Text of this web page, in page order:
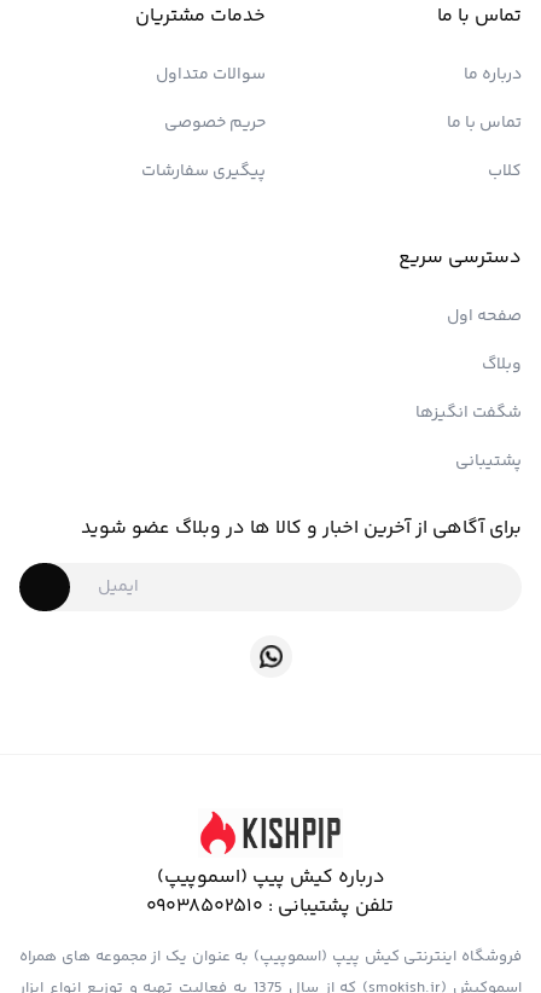
تماس با ما
درباره ما
تماس با ما
کلاب
خدمات مشتریان
سوالات متداول
حریم خصوصی
پیگیری سفارشات
دسترسی سریع
صفحه اول
وبلاگ
شگفت انگیزها
پشتیبانی
برای آگاهی از آخرین اخبار و کالا ها در وبلاگ عضو شوید
درباره کیش پیپ (اسموپیپ)
تلفن پشتیبانی : 09038502510
فروشگاه اینترنتی کیش پیپ (اسموپیپ) به عنوان یک از مجموعه های همراه
اسموکیش (smokish.ir) که از سال 1375 به فعالیت تهیه و توزیع انواع ابزار